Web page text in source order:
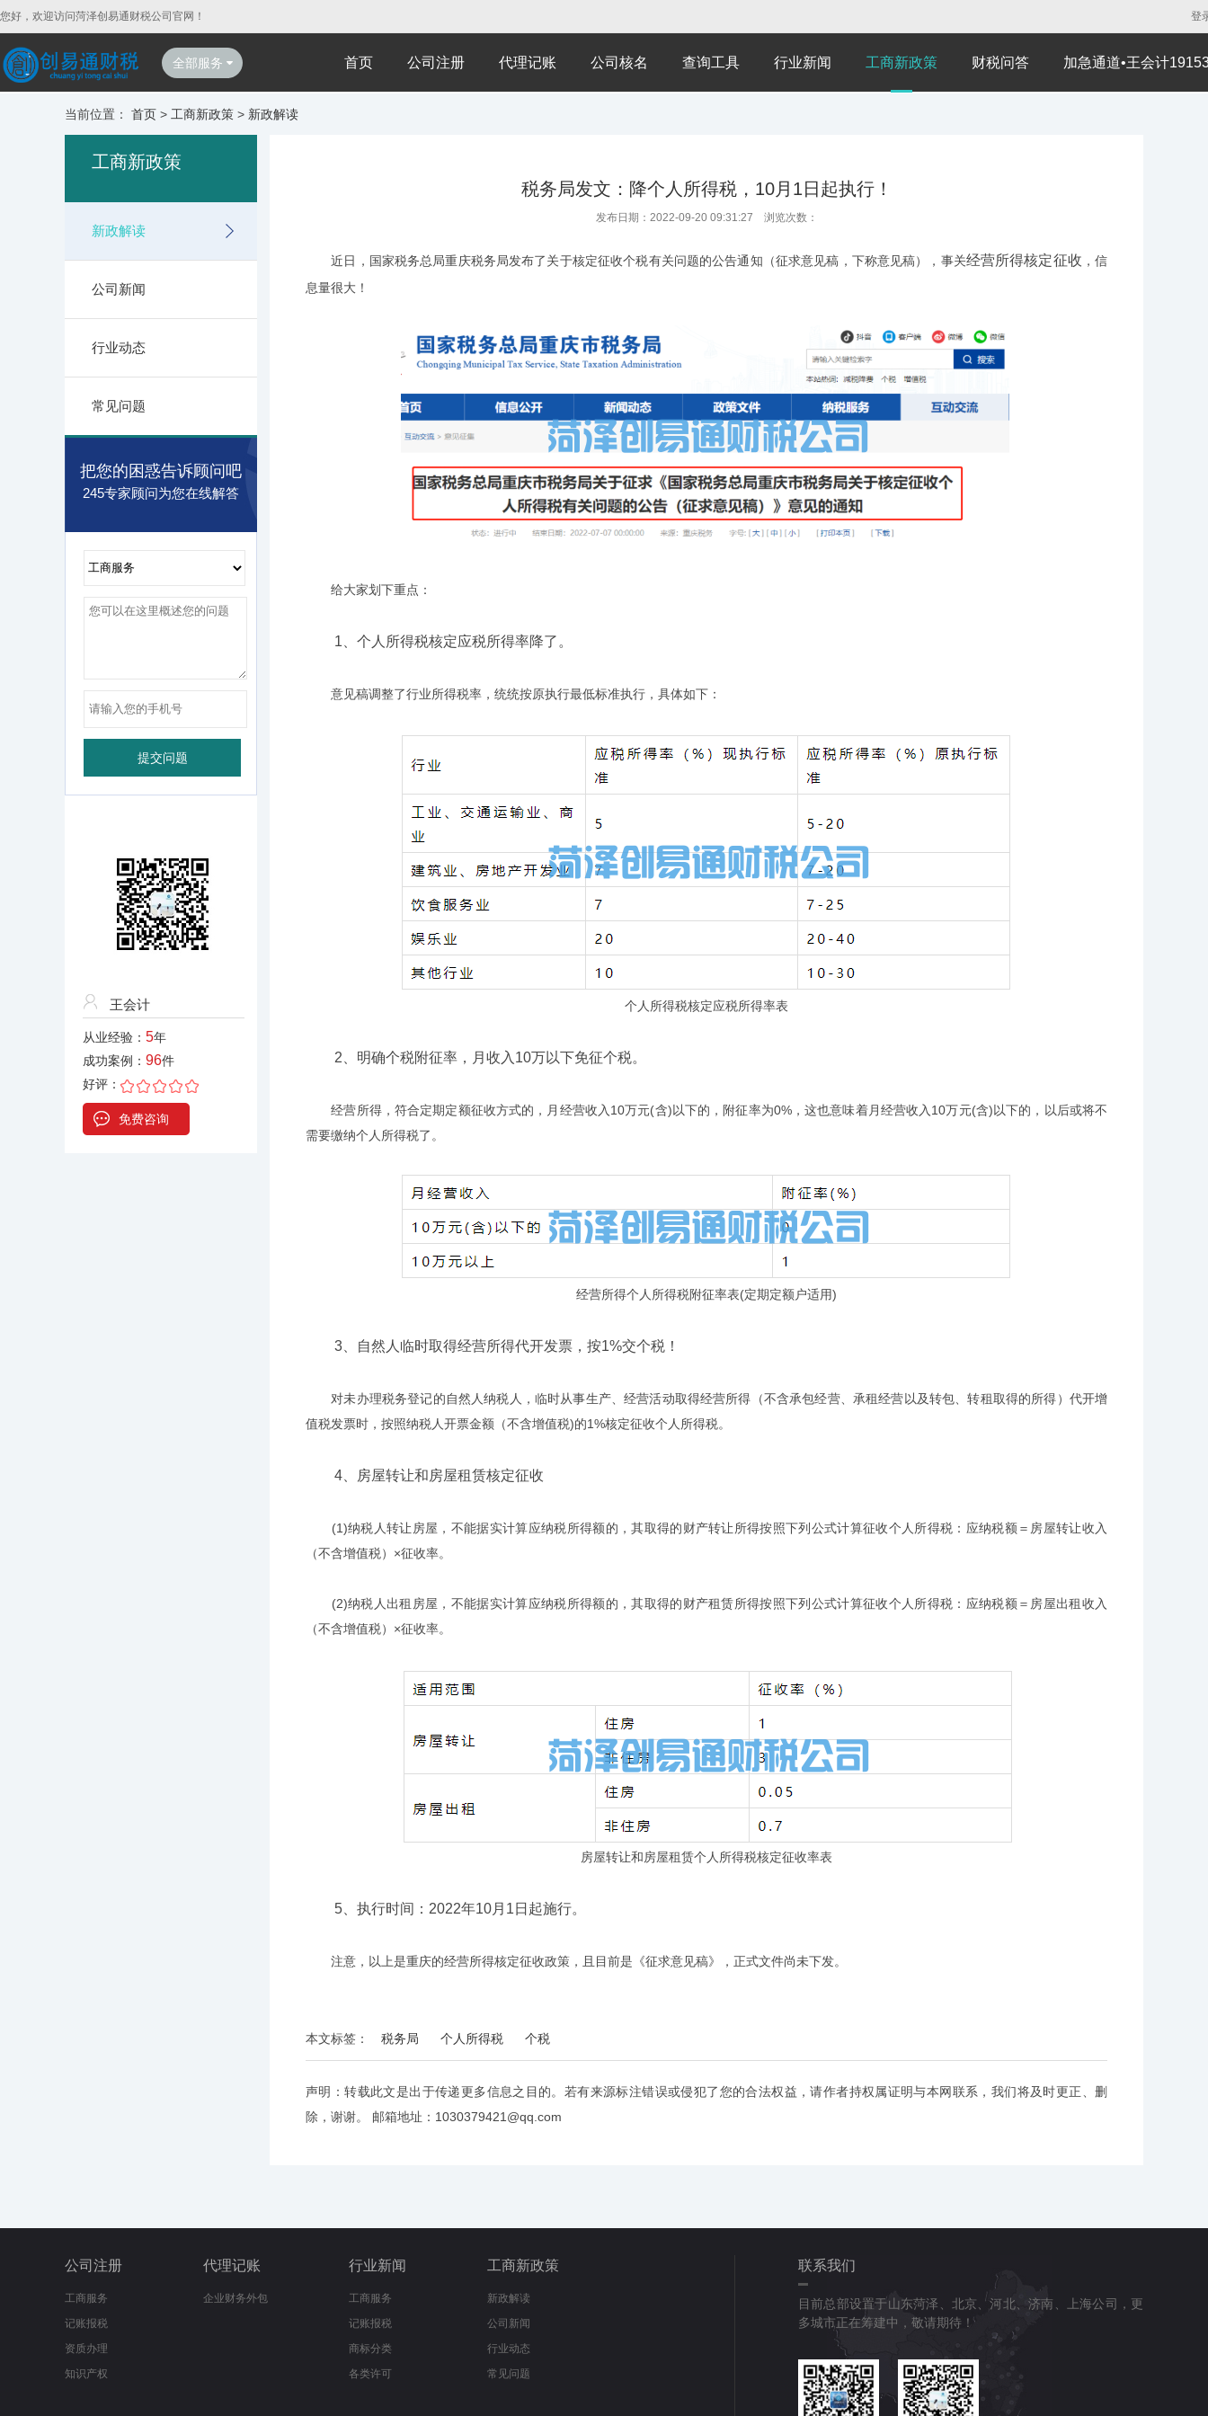
您好，欢迎访问菏泽创易通财税公司官网！ 登
全部服务 首页 公司注册 代理记账 公司核名 查询工具 行业新闻 工商新政策 财税问答 加急通道•王会计
当前位置： 首页 > 工商新政策 > 新政解读
工商新政策
新政解读
公司新闻
行业动态
常见问题
把您的困惑告诉顾问吧
245专家顾问为您在线解答
王会计
从业经验： 5年
成功案例： 96件
好评：
免费咨询
税务局发文：降个人所得税，10月1日起执行！
发布日期：2022-09-20 09:31:27 浏览次数：
近日，国家税务总局重庆税务局发布了关于核定征收个税有关问题的公告通知（征求意见稿，下称意见稿），事关经营所得核定征收 ，信
息量很大！
给大家划下重点：
1、个人所得税核定应税所得率降了。
意见稿调整了行业所得税率，统统按原执行最低标准执行，具体如下：
个人所得税核定应税所得率表
2、明确个税附征率，月收入10万以下免征个税。
经营所得，符合定期定额征收方式的，月经营收入10万元(含)以下的，附征率为0%，这也意味着月经营收入10万元(含)以下的，以后或将不
需要缴纳个人所得税了。
经营所得个人所得税附征率表(定期定额户适用)
3、自然人临时取得经营所得代开发票，按1%交个税！
对未办理税务登记的自然人纳税人，临时从事生产、经营活动取得经营所得（不含承包经营、承租经营以及转包、转租取得的所得）代开增
值税发票时，按照纳税人开票金额（不含增值税)的1%核定征收个人所得税。
4、房屋转让和房屋租赁核定征收
(1)纳税人转让房屋，不能据实计算应纳税所得额的，其取得的财产转让所得按照下列公式计算征收个人所得税：应纳税额＝房屋转让收入
（不含增值税）×征收率。
(2)纳税人出租房屋，不能据实计算应纳税所得额的，其取得的财产租赁所得按照下列公式计算征收个人所得税：应纳税额＝房屋出租收入
（不含增值税）×征收率。
房屋转让和房屋租赁个人所得税核定征收率表
5、执行时间：2022年10月1日起施行。
注意，以上是重庆的经营所得核定征收政策，且目前是《征求意见稿》，正式文件尚未下发。
本文标签： 税务局 个人所得税 个税
声明：转载此文是出于传递更多信息之目的。若有来源标注错误或侵犯了您的合法权益，请作者持权属证明与本网联系，我们将及时更正、删
除，谢谢。 邮箱地址：1030379421@qq.com
公司注册
工商服务
记账报税
资质办理
知识产权
代理记账
企业财务外包
行业新闻
工商服务
记账报税
商标分类
各类许可
工商新政策
新政解读
公司新闻
行业动态
常见问题
联系我们
目前总部设置于山东菏泽、北京、河北、济南、上海公司，更
多城市正在筹建中，敬请期待！